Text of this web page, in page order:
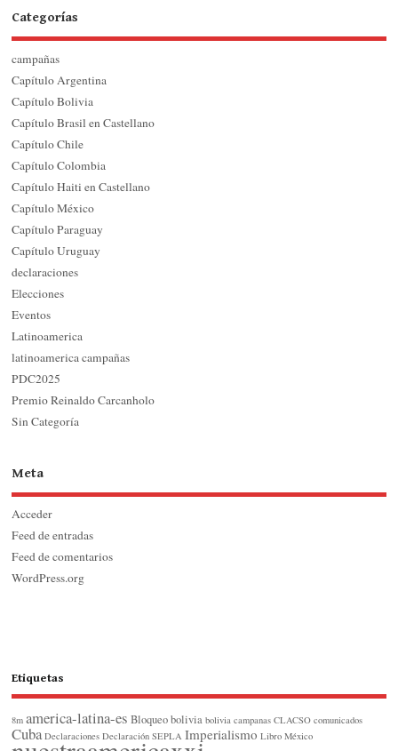
Categorías
campañas
Capítulo Argentina
Capítulo Bolivia
Capítulo Brasil en Castellano
Capítulo Chile
Capítulo Colombia
Capítulo Haiti en Castellano
Capítulo México
Capítulo Paraguay
Capítulo Uruguay
declaraciones
Elecciones
Eventos
Latinoamerica
latinoamerica campañas
PDC2025
Premio Reinaldo Carcanholo
Sin Categoría
Meta
Acceder
Feed de entradas
Feed de comentarios
WordPress.org
Etiquetas
8m america-latina-es Bloqueo bolivia bolivia campanas CLACSO comunicados
Cuba Declaraciones Declaración SEPLA Imperialismo Libro México